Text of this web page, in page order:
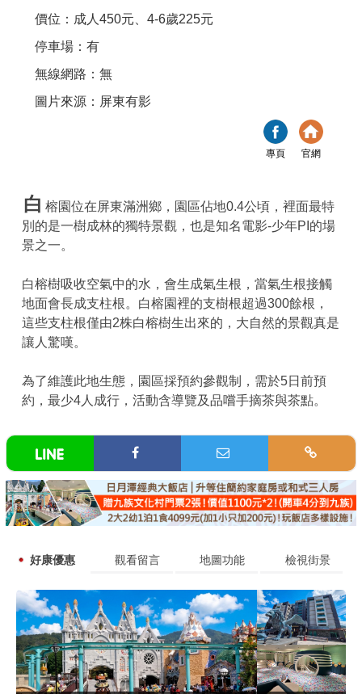
價位：成人450元、4-6歲225元
停車場：有
無線網路：無
圖片來源：屏東有影
專頁 官網
白 榕園位在屏東滿洲鄉，園區佔地0.4公頃，裡面最特
別的是一樹成林的獨特景觀，也是知名電影-少年PI的場
景之一。
白榕樹吸收空氣中的水，會生成氣生根，當氣生根接觸
地面會長成支柱根。白榕園裡的支樹根超過300餘根，
這些支柱根僅由2株白榕樹生出來的，大自然的景觀真是
讓人驚嘆。
為了維護此地生態，園區採預約參觀制，需於5日前預
約，最少4人成行，活動含導覽及品嚐手摘茶與茶點。
好康優惠 觀看留言 地圖功能 檢視街景